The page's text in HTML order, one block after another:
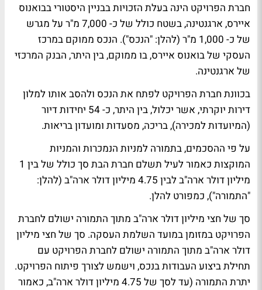
חברת הפרויקט הינה בעלת הזכויות בבניין היסטורי בבואנוס
איירס, ארגנטינה, בשטח כולל של כ- 7,000 מ"ר על מגרש
של כ- 1,000 מ"ר (להלן: "הנכס"). הנכס ממוקם במרכז
העסקי של בואנוס איירס, בו ממוקם, בין היתר, הבנק המרכזי
של ארגנטינה.
בכוונת חברת הפרויקט לפתח את הנכס ולהסב אותו למלון
דירות יוקרתי, אשר יכלול, בין היתר, כ- 54 יחידות דיור
(המיועדות למכירה), בריכה, מסעדות ומועדון בריאות.
על פי ההסכמים, בתמורה למניות הנמכרות והמניות
המוקצות כאמור לעיל תשלם חברת הבת סך כולל של בין 1
מיליון דולר ארה"ב לבין 4.75 מיליון דולר ארה"ב (להלן:
"התמורה"), כמפורט להלן.
סך של חצי מיליון דולר ארה"ב מתוך התמורה ישולם לחברת
הפרויקט במזומן במועד השלמת העסקה. סך של חצי מיליון
דולר ארה"ב מתוך התמורה ישולם לחברת הפרויקט עם
תחילת ביצוע העבודות בנכס, וישמש לצורך פיתוח הפרויקט.
יתרת התמורה (עד לסך של 4.75 מיליון דולר ארה"ב, כאמור